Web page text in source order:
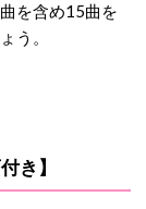
を含め15曲を
う。
き】